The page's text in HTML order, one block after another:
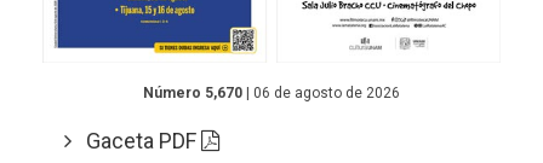
Número 5,670 | 06 de agosto de 2026
Gaceta PDF